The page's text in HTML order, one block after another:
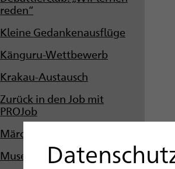
reden“
Kleine Gedankenausflüge
Känguru-Wettbewerb
Krakau-Austausch
Zurück in den Job mit
PROJob
Märchenwanderung
Museumsfest für alle